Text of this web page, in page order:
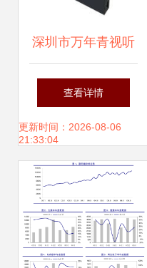
深圳市万年青视听
设备公司销售部 专
业视听解决方案的
可靠伙伴
查看详情
更新时间：2026-08-06
21:33:04